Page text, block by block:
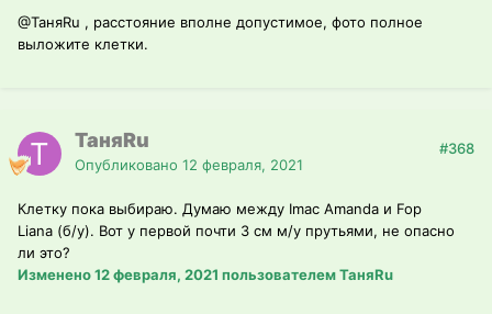
@ТаняRu , расстояние вполне допустимое, фото полное
выложите клетки.
ТаняRu
Опубликовано 12 февраля, 2021
#368
Клетку пока выбираю. Думаю между Imac Amanda и Fop
Liana (б/у). Вот у первой почти 3 см м/у прутьями, не опасно
ли это?
Изменено12 февраля, 2021 пользователем ТаняRu